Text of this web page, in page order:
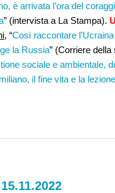
è arrivata l’ora del
” (intervista a La Stampa).
, “Così raccontare
la Russia” (Corriere della
sociale e ambientale,
il fine vita e la